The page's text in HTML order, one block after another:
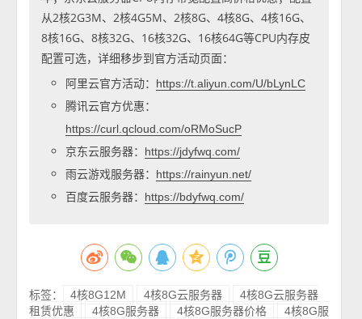
从2核2G3M、2核4G5M、2核8G、4核8G、4核16G、
8核16G、8核32G、16核32G、16核64G等CPU内存皮
配置可选，详细移步到官方活动页面：
阿里云官方活动：
https://t.aliyun.com/U/bLynLC
腾讯云官方优惠：
https://curl.qcloud.com/oRMoSucP
京东云服务器： https://jdyfwq.com/
雨云游戏服务器： https://rainyun.net/
百度云服务器： https://bdyfwq.com/
标签： 4核8G12M 4核8G云服务器
4核8G云服务器
租赁优惠
4核8G服务器 4核8G服务器价格
4核8G服